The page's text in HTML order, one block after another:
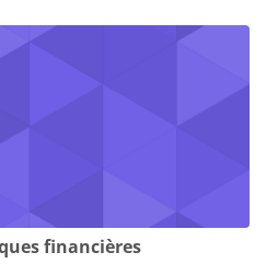
financières